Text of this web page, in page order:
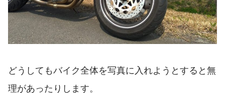
どうしてもバイク全体を写真に入れようとすると無
理があったりします。